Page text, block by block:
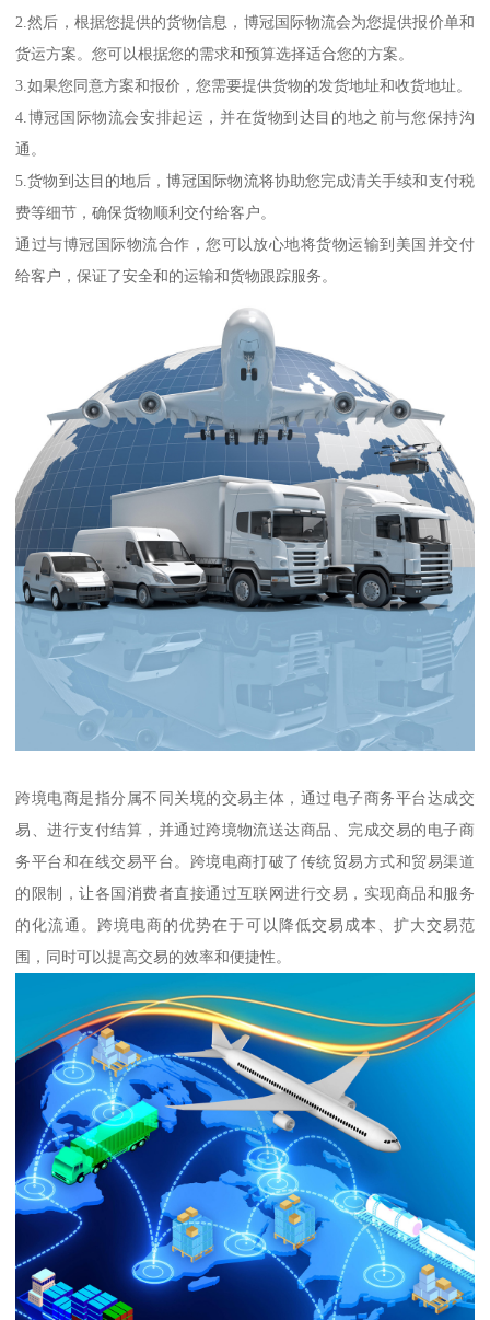
2.然后，根据您提供的货物信息，博冠国际物流会为您提供报价单和
货运方案。您可以根据您的需求和预算选择适合您的方案。
3.如果您同意方案和报价，您需要提供货物的发货地址和收货地址。
4.博冠国际物流会安排起运，并在货物到达目的地之前与您保持沟
通。
5.货物到达目的地后，博冠国际物流将协助您完成清关手续和支付税
费等细节，确保货物顺利交付给客户。
通过与博冠国际物流合作，您可以放心地将货物运输到美国并交付
给客户，保证了安全和的运输和货物跟踪服务。
跨境电商是指分属不同关境的交易主体，通过电子商务平台达成交
易、进行支付结算，并通过跨境物流送达商品、完成交易的电子商
务平台和在线交易平台。跨境电商打破了传统贸易方式和贸易渠道
的限制，让各国消费者直接通过互联网进行交易，实现商品和服务
的化流通。跨境电商的优势在于可以降低交易成本、扩大交易范
围，同时可以提高交易的效率和便捷性。